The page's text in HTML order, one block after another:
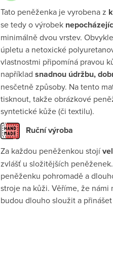
Tato peněženka je vyrobena z
se tedy o výrobek
minimálně dvou vrstev.
úpletu a netoxické
vlastnostmi připomíná pravou
například snadnou údržbu,
nesčetně způsoby. Na tento
tisknout, takže obrázkové
syntetické kůže (či textilu).
Ruční výroba
Za každou peněženkou stojí
zvlášť u složitějších
peněženku pohromadě a
stroje na kůži. Věříme, že
budou dlouho sloužit a